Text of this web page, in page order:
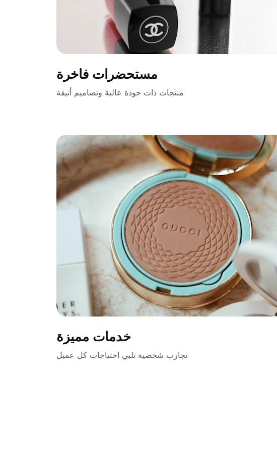
مستحضرات فاخرة
منتجات ذات جودة عالية وتصاميم أنيقة
خدمات مميزة
تجارب شخصية تلبي احتياجات كل عميل